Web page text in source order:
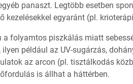
panaszt. Legtöbb esetben
egyaránt (pl.
folyamtos piszkálás miatt
például az UV-sugárzás,
az arcon (pl. tisztálkodás
is állhat a háttérben.